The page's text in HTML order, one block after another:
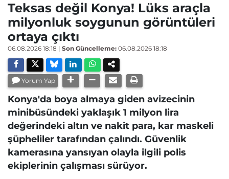
Teksas değil Konya! Lüks araçla
milyonluk soygunun görüntüleri
ortaya çıktı
06.08.2026 18:18 | Son Güncelleme: 06.08.2026 18:18
Yorum Yap
Konya'da boya almaya giden avizecinin
minibüsündeki yaklaşık 1 milyon lira
değerindeki altın ve nakit para, kar maskeli
şüpheliler tarafından çalındı. Güvenlik
kamerasına yansıyan olayla ilgili polis
ekiplerinin çalışması sürüyor.